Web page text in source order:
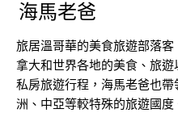
海馬老爸
旅居溫哥華的美食旅遊部落
拿大和世界各地的美食、旅
私房旅遊行程，海馬老爸也
洲、中亞等較特殊的旅遊國